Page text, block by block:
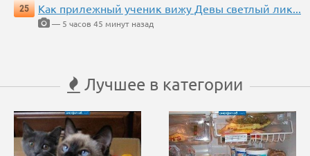
25
Как прилежный ученик вижу Девы светлый лик...
— 5 часов 45 минут назад
Лучшее в категории